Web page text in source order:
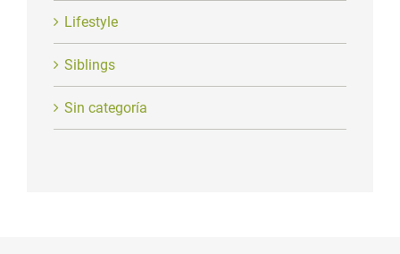
Lifestyle
Siblings
Sin categoría